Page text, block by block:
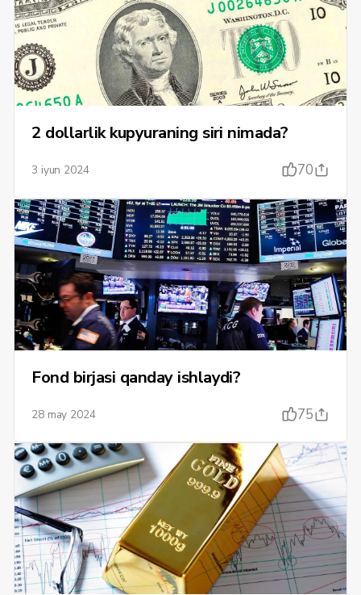
2 dollarlik kupyuraning siri nimada?
3 iyun 2024 70
Fond birjasi qanday ishlaydi?
28 may 2024 75